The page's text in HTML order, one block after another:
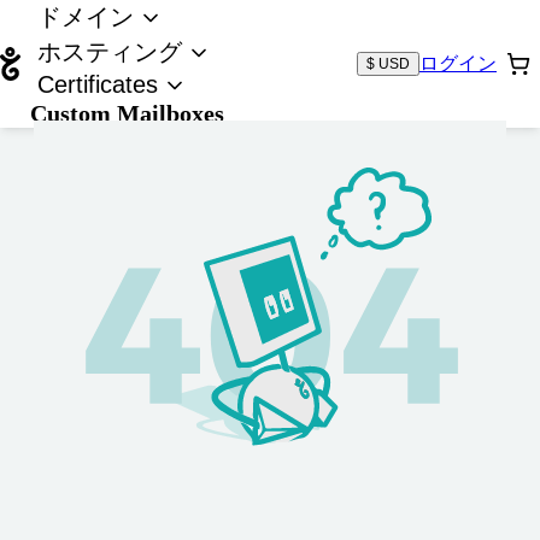
ドメイン
ホスティング
Certificates
Custom Mailboxes
$ USD ログイン